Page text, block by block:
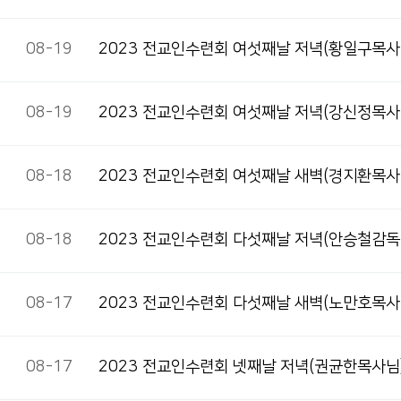
08-19 2023 전교인수련회 여섯째날 저녁(황일구목
08-19 2023 전교인수련회 여섯째날 저녁(강신정목
08-18 2023 전교인수련회 여섯째날 새벽(경지환목
08-18 2023 전교인수련회 다섯째날 저녁(안승철감
08-17 2023 전교인수련회 다섯째날 새벽(노만호목
08-17 2023 전교인수련회 넷째날 저녁(권균한목사